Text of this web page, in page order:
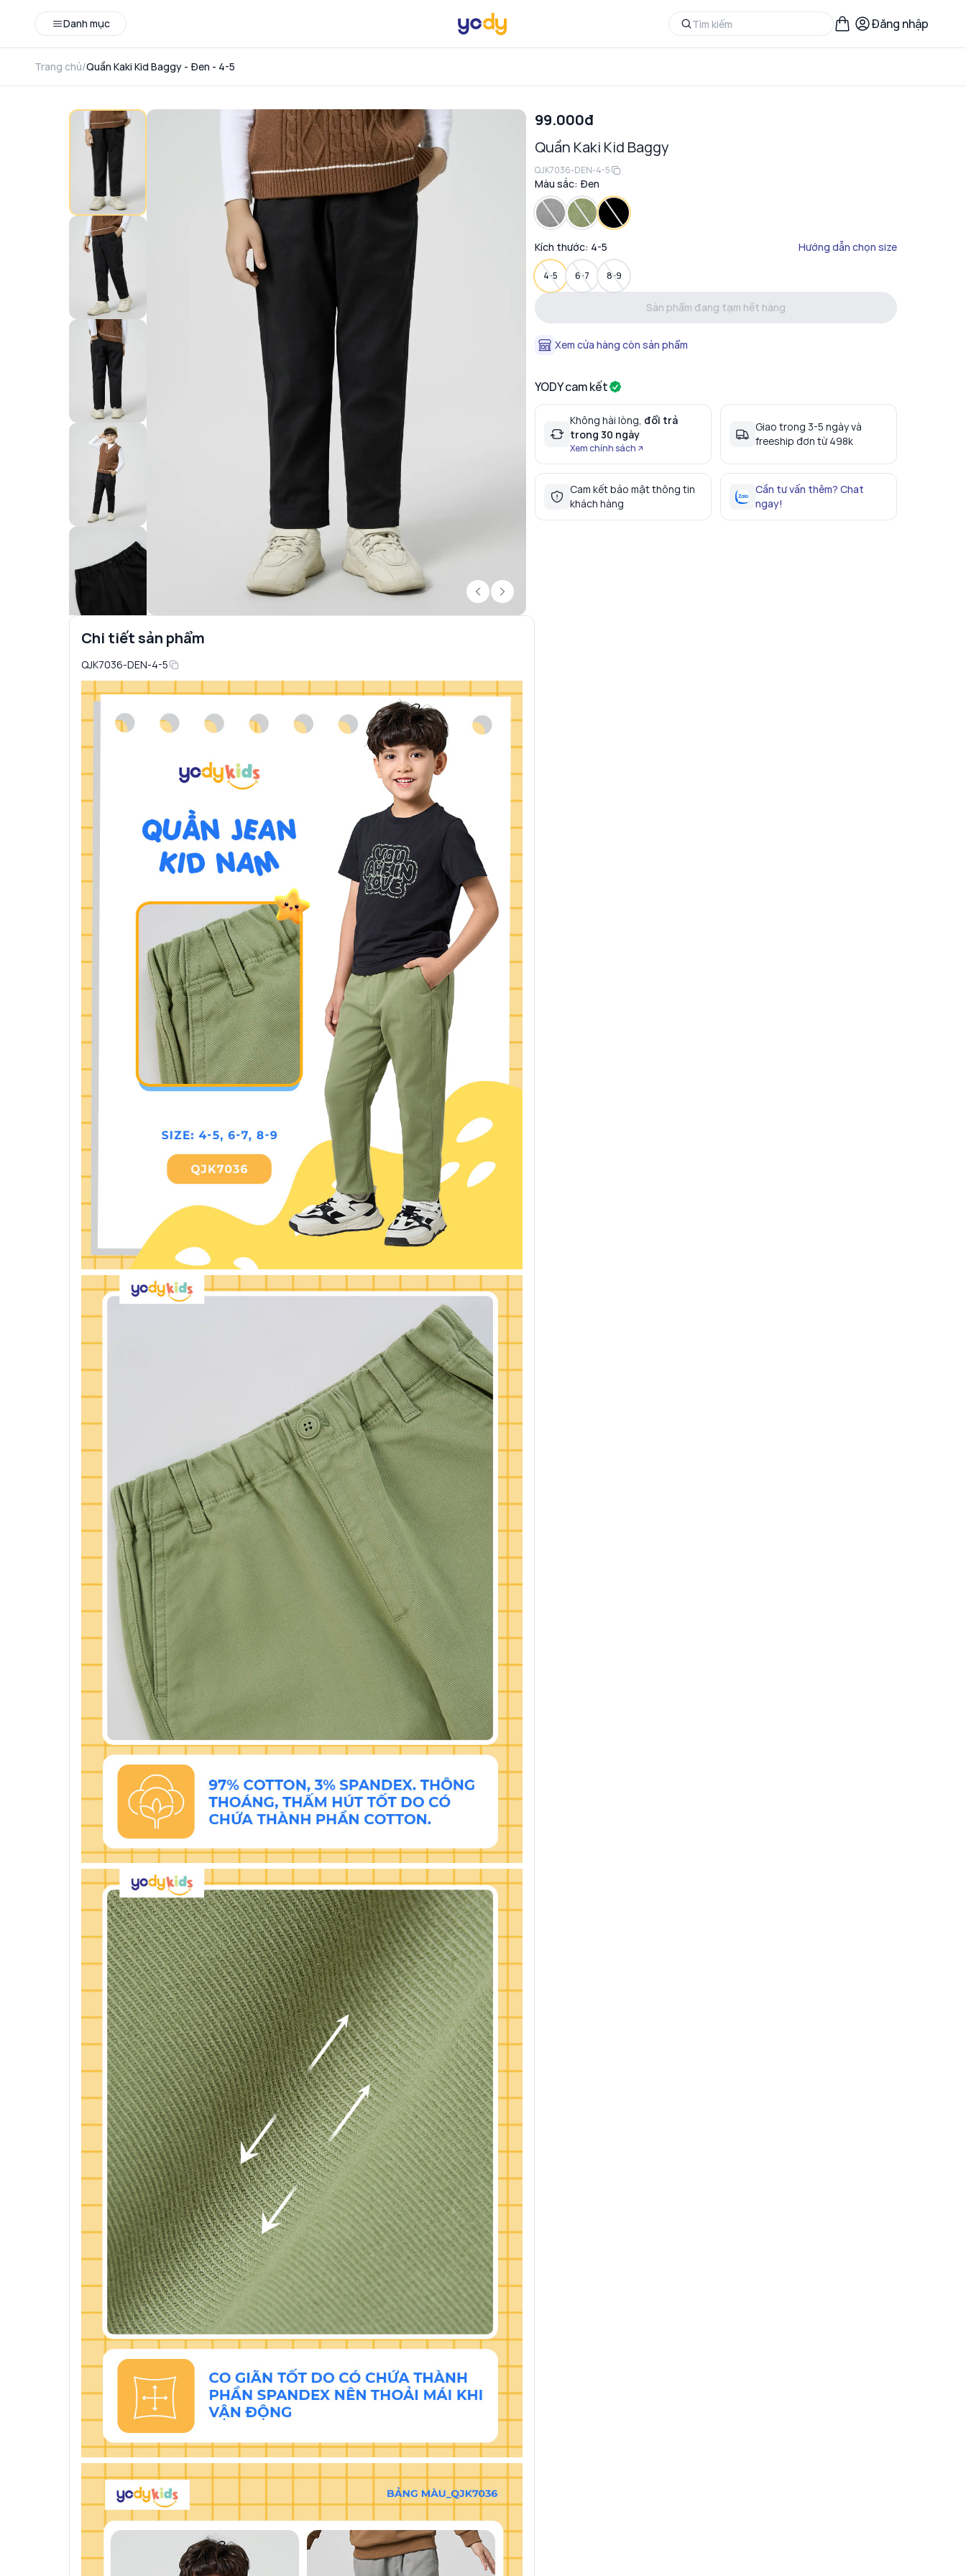
Danh mục Đăng nhập
Trang chủ/Quần Kaki Kid Baggy - Đen - 4-5
Chi tiết sản phẩm
QJK7036-DEN-4-5
99.000đ
Quần Kaki Kid Baggy
QJK7036-DEN-4-5
Màu sắc: Đen
Kích thước: 4-5 Hướng dẫn chọn size
4-5 6-7 8-9
Sản phẩm đang tạm hết hàng
Xem cửa hàng còn sản phẩm
YODY cam kết
Không hài lòng, đổi trả
trong 30 ngày
Xem chính sách
Giao trong 3-5 ngày và
freeship đơn từ 498k
Cam kết bảo mật thông tin
khách hàng
Cần tư vấn thêm? Chat
ngay!